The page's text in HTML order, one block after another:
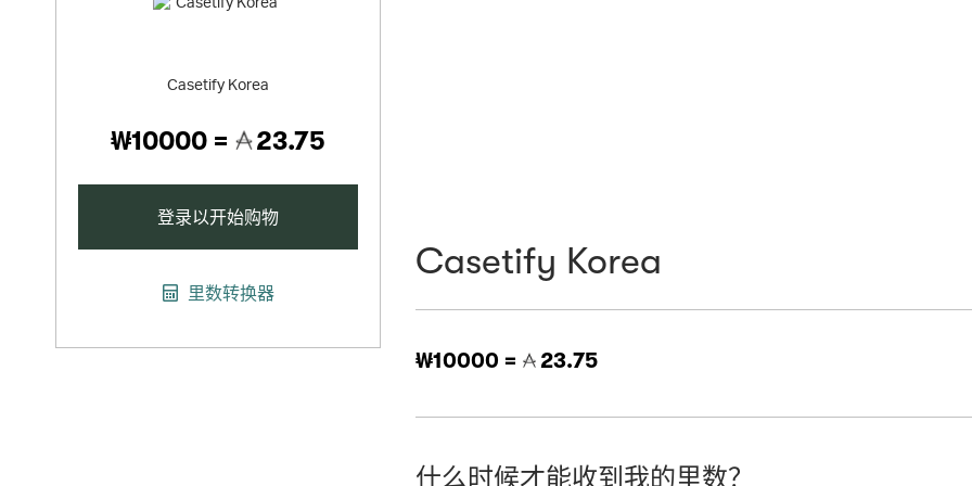
Casetify Korea
₩10000 = 23.75
登录以开始购物
里数转换器
Casetify Korea
₩10000 = 23.75
什么时候才能收到我的里数？